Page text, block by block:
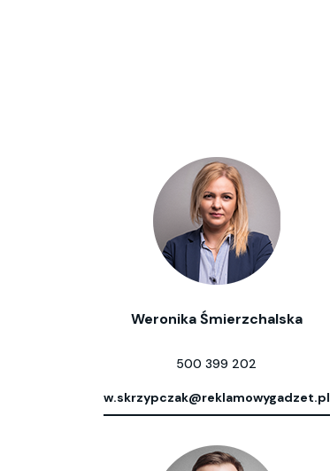
Weronika Śmierzchalska
500 399 202
w.skrzypczak@reklamowygadzet.pl